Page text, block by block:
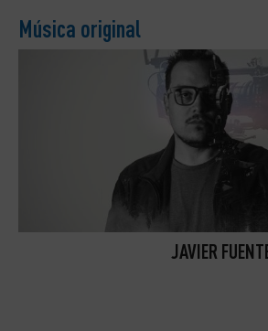
Música original
JAVIER